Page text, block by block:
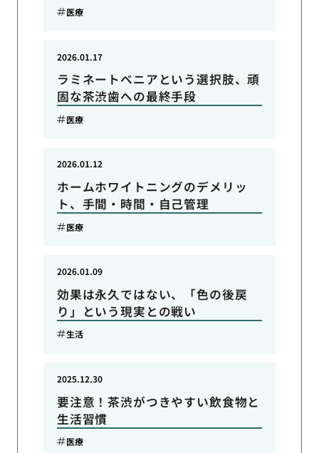
医療
ラミネートベニアという選択肢、頑
固な茶渋歯への最終手段
2026.01.17
医療
ホームホワイトニングのデメリッ
ト、手間・時間・自己管理
2026.01.12
医療
効果は永久ではない、「色の後戻
り」という現実との戦い
2026.01.09
生活
要注意！茶渋がつきやすい飲食物と
生活習慣
2025.12.30
医療